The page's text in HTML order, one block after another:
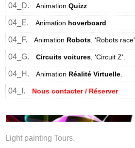
04_D. AnimationQuizz
04_E. Animation hoverboard
04_F. Animation Robots, 'Robots race'
04_G. Circuits voitures, 'Circuit Z'.
04_H. Animation Réalité Virtuelle.
04_I. Nous contacter / Réserver
Light painting Tours.